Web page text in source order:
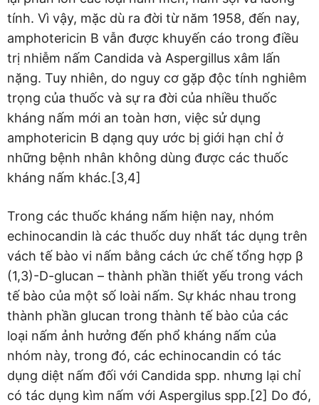
tính. Vì vậy, mặc dù ra đời từ năm 1958, đến nay,
amphotericin B vẫn được khuyến cáo trong điều
trị nhiễm nấm Candida và Aspergillus xâm lấn
nặng. Tuy nhiên, do nguy cơ gặp độc tính nghiêm
trọng của thuốc và sự ra đời của nhiều thuốc
kháng nấm mới an toàn hơn, việc sử dụng
amphotericin B dạng quy ước bị giới hạn chỉ ở
những bệnh nhân không dùng được các thuốc
kháng nấm khác.[3,4]
Trong các thuốc kháng nấm hiện nay, nhóm
echinocandin là các thuốc duy nhất tác dụng trên
vách tế bào vi nấm bằng cách ức chế tổng hợp β
(1,3)-D-glucan – thành phần thiết yếu trong vách
tế bào của một số loài nấm. Sự khác nhau trong
thành phần glucan trong thành tế bào của các
loại nấm ảnh hưởng đến phổ kháng nấm của
nhóm này, trong đó, các echinocandin có tác
dụng diệt nấm đối với Candida spp. nhưng lại chỉ
có tác dụng kìm nấm với Aspergilus spp.[2] Do đó,